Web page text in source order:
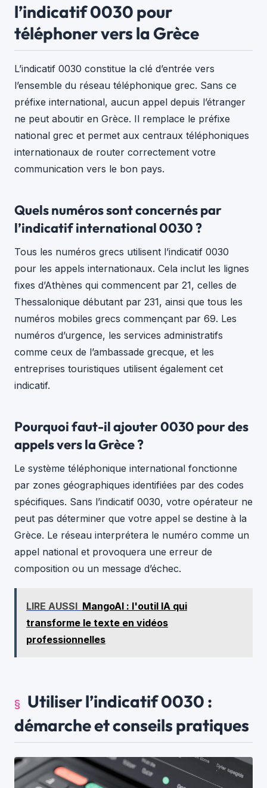
l’indicatif 0030 pour
téléphoner vers la Grèce
L’indicatif 0030 constitue la clé d’entrée vers
l’ensemble du réseau téléphonique grec. Sans ce
préfixe international, aucun appel depuis l’étranger
ne peut aboutir en Grèce. Il remplace le préfixe
national grec et permet aux centraux téléphoniques
internationaux de router correctement votre
communication vers le bon pays.
Quels numéros sont concernés par
l’indicatif international 0030 ?
Tous les numéros grecs utilisent l’indicatif 0030
pour les appels internationaux. Cela inclut les lignes
fixes d’Athènes qui commencent par 21, celles de
Thessalonique débutant par 231, ainsi que tous les
numéros mobiles grecs commençant par 69. Les
numéros d’urgence, les services administratifs
comme ceux de l’ambassade grecque, et les
entreprises touristiques utilisent également cet
indicatif.
Pourquoi faut-il ajouter 0030 pour des
appels vers la Grèce ?
Le système téléphonique international fonctionne
par zones géographiques identifiées par des codes
spécifiques. Sans l’indicatif 0030, votre opérateur ne
peut pas déterminer que votre appel se destine à la
Grèce. Le réseau interprétera le numéro comme un
appel national et provoquera une erreur de
composition ou un message d’échec.
LIRE AUSSI MangoAI : l'outil IA qui
transforme le texte en vidéos
professionnelles
Utiliser l’indicatif 0030 :
démarche et conseils pratiques